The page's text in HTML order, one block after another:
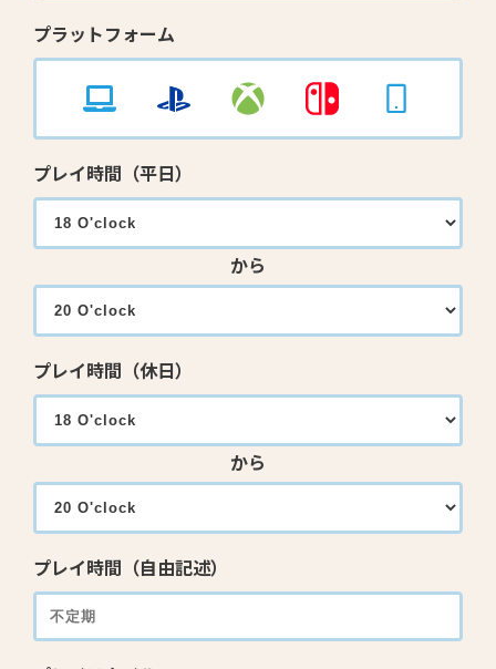
プラットフォーム
プレイ時間（平日）
から
プレイ時間（休日）
から
プレイ時間（自由記述）